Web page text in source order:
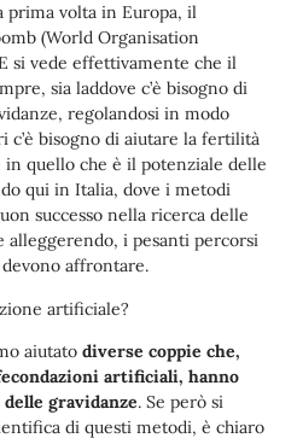
prima volta in Europa, il
(World Organisation
si vede effettivamente che il
sia laddove c’è bisogno di
regolandosi in modo
c’è bisogno di aiutare la fertilità
quello che è il potenziale delle
qui in Italia, dove i metodi
successo nella ricerca delle
alleggerendo, i pesanti percorsi
affrontare.
artificiale?
aiutato diverse coppie che,
artificiali, hanno
gravidanze. Se però si
di questi metodi, è chiaro